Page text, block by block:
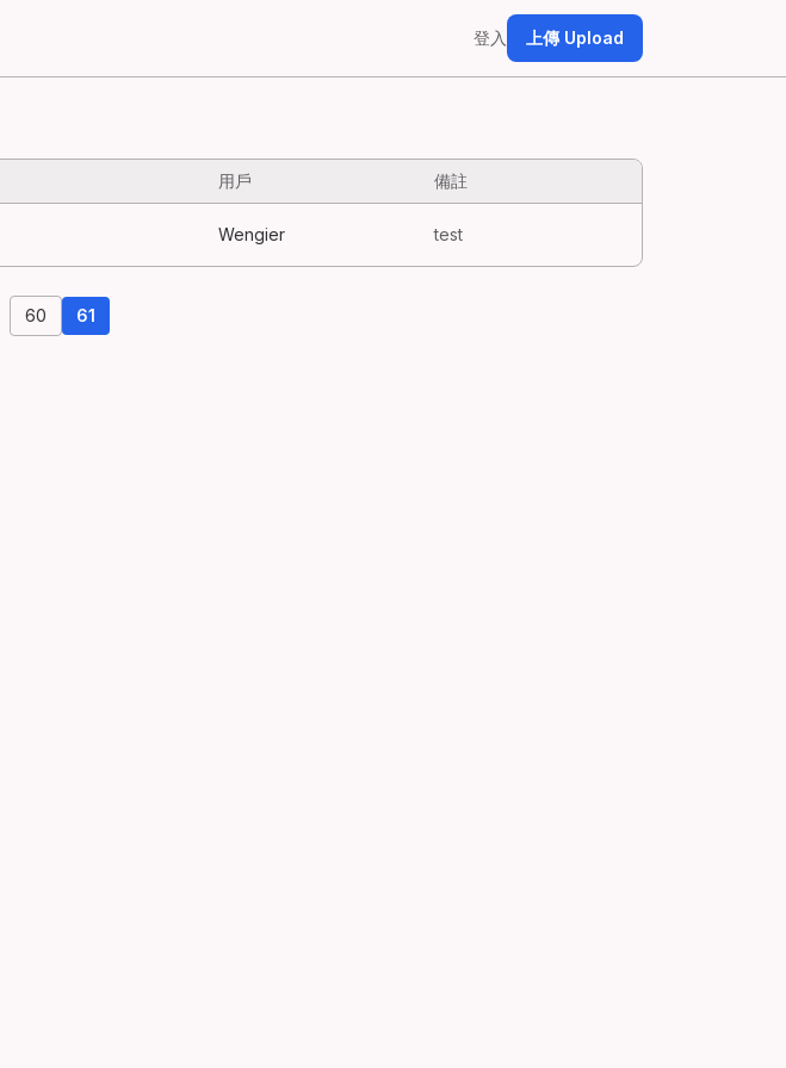
登入 上傳 Upload
用戶 備註
Wengier test
60 61